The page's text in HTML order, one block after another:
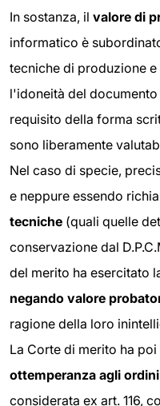
In sostanza, il valore di
informatico è
tecniche di produzione
l'idoneità del
requisito della forma
sono liberamente
Nel caso di specie,
e neppure essendo
tecniche (quali quelle
conservazione dal
del merito ha esercitato
negando valore
ragione della loro
La Corte di merito ha
ottemperanza agli
considerata ex art. 116,